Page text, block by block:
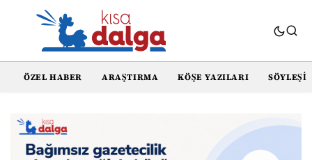
ÖZEL HABER ARAŞTIRMA KÖŞE YAZILARI SÖYLEŞI